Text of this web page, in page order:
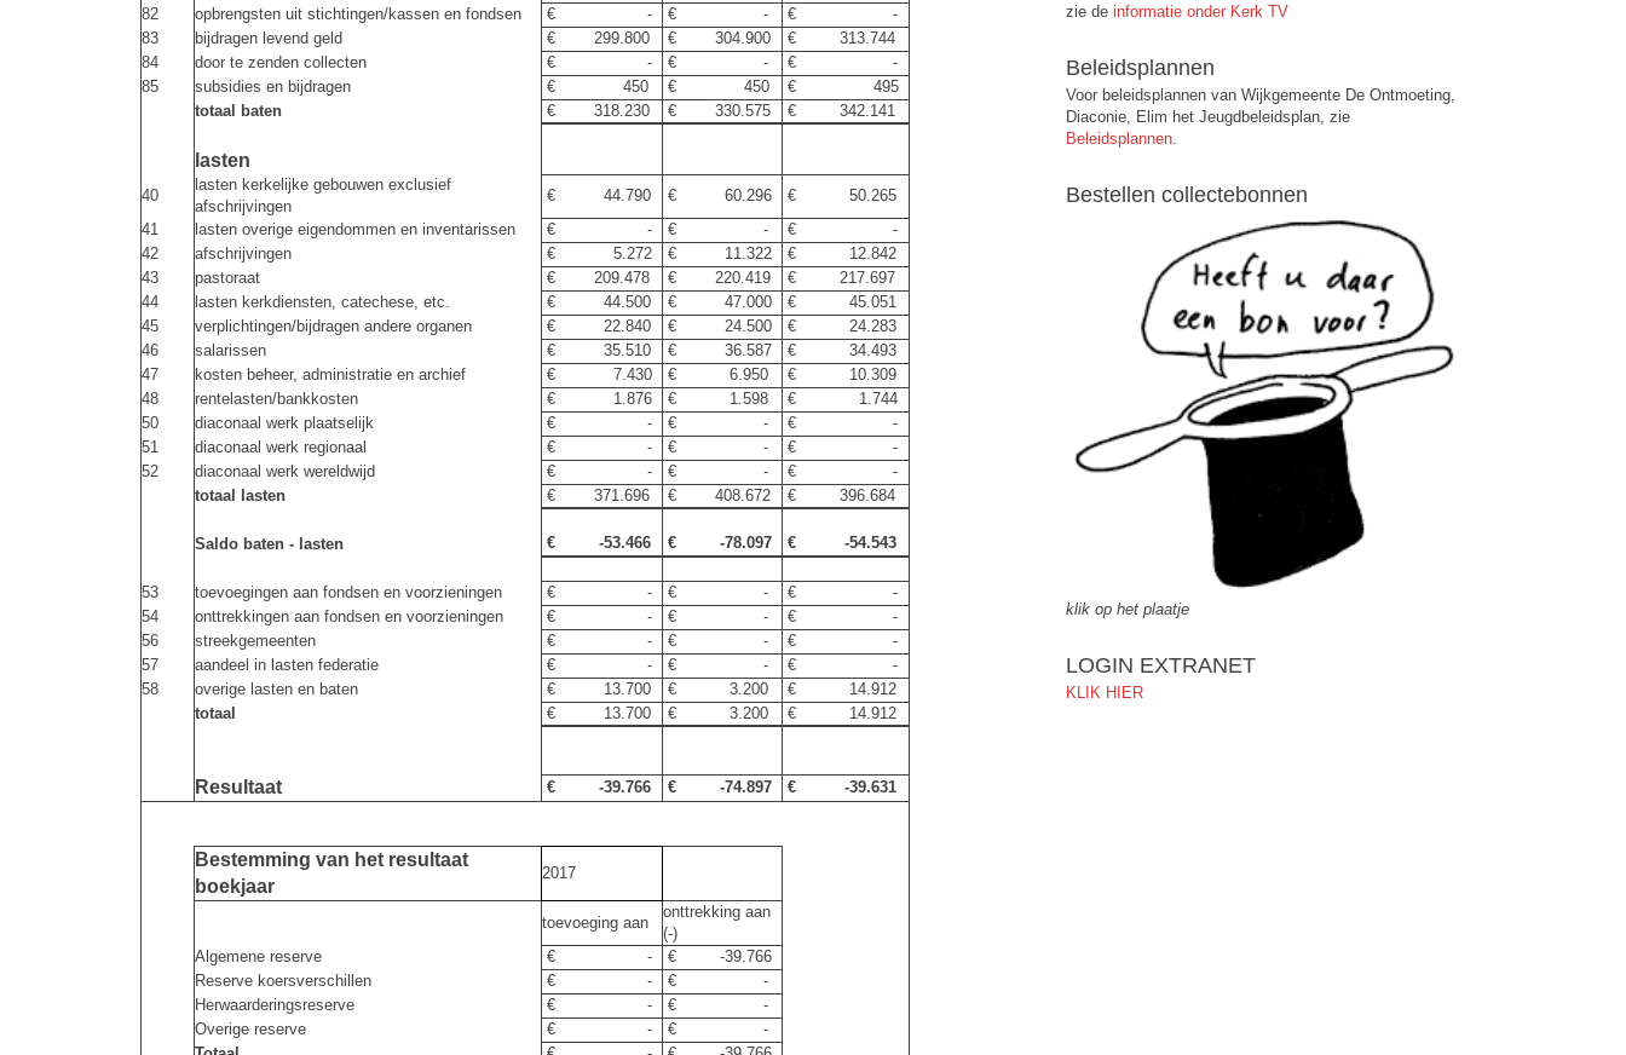
82
opbrengsten uit stichtingen/kassen en fondsen € - € -
€ -
83
bijdragen levend geld € 299.800 € 304.900
€ 313.744
84
door te zenden collecten € - € -
€ -
85
subsidies en bijdragen € 450 € 450
€ 495
totaal baten
€ 318.230 € 330.575 € 342.141
lasten
40
lasten kerkelijke gebouwen exclusief
afschrijvingen
€ 44.790 € 60.296
€ 50.265
41
lasten overige eigendommen en inventarissen € - € -
€ -
42
afschrijvingen € 5.272 € 11.322
€ 12.842
43
pastoraat € 209.478 € 220.419
€ 217.697
44
lasten kerkdiensten, catechese, etc. € 44.500 € 47.000
€ 45.051
45
verplichtingen/bijdragen andere organen € 22.840 € 24.500
€ 24.283
46
salarissen € 35.510 € 36.587
€ 34.493
47
kosten beheer, administratie en archief € 7.430 € 6.950
€ 10.309
48
rentelasten/bankkosten € 1.876 € 1.598
€ 1.744
50
diaconaal werk plaatselijk € - € -
€ -
51
diaconaal werk regionaal € - € -
€ -
52
diaconaal werk wereldwijd € - € -
€ -
totaal lasten
€ 371.696 € 408.672 € 396.684
Saldo baten - lasten € -53.466 € -78.097 € -54.543
53 toevoegingen aan fondsen en voorzieningen € - € -
€ -
54
onttrekkingen aan fondsen en voorzieningen € - € -
€ -
56
streekgemeenten € - € -
€ -
57
aandeel in lasten federatie € - € -
€ -
58
overige lasten en baten € 13.700 € 3.200
€ 14.912
totaal
€ 13.700 € 3.200 € 14.912
Resultaat € -39.766 € -74.897 € -39.631
Bestemming van het resultaat
boekjaar
2017
toevoeging aan
onttrekking aan
(-)
Algemene reserve
€ -
€ -39.766
Reserve koersverschillen
€ -
€ -
Herwaarderingsreserve
€ -
€ -
Overige reserve
€ -
€ -
zie de informatie onder Kerk TV
Beleidsplannen
Voor beleidsplannen van Wijkgemeente De Ontmoeting,
Diaconie, Elim het Jeugdbeleidsplan, zie
Beleidsplannen.
Bestellen collectebonnen
klik op het plaatje
LOGIN EXTRANET
KLIK HIER